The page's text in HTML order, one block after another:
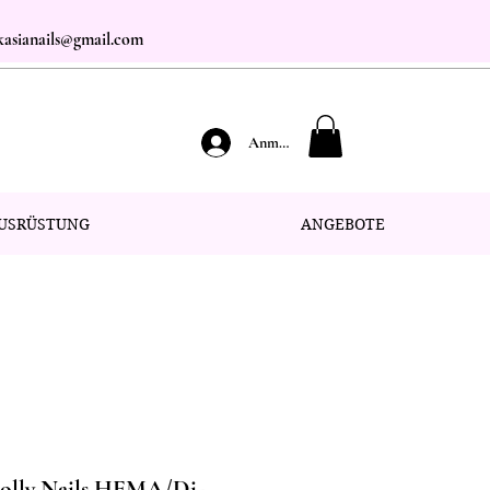
Anmelden
ANGEBOTE